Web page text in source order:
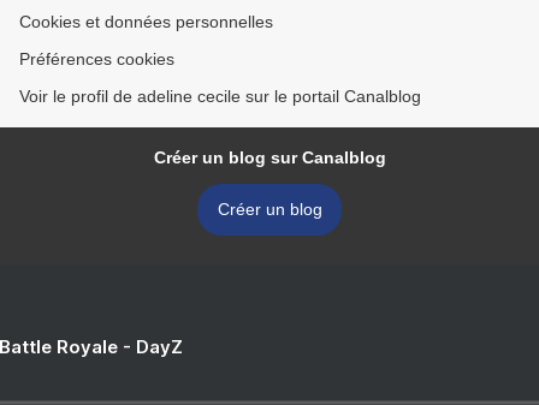
Cookies et données personnelles
Préférences cookies
Voir le profil de adeline cecile sur le portail Canalblog
Créer un blog sur Canalblog
Créer un blog
Royale - DayZ